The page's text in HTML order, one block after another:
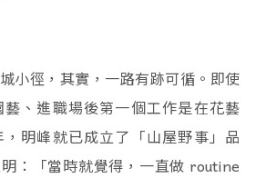
小徑，其實，一路有跡可循。即使
、進職場後第一個工作是在花藝
明峰就已成立了「山屋野事」品
：「當時就覺得，一直做 routine